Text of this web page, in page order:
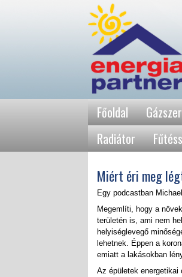
Főoldal
Radiátor
Miért éri meg
Egy podcastban
Megemlíti, hogy a
területén is, ami nem
helyiséglevegő
lehetnek. Éppen a
emiatt a lakásokban
Az épületek